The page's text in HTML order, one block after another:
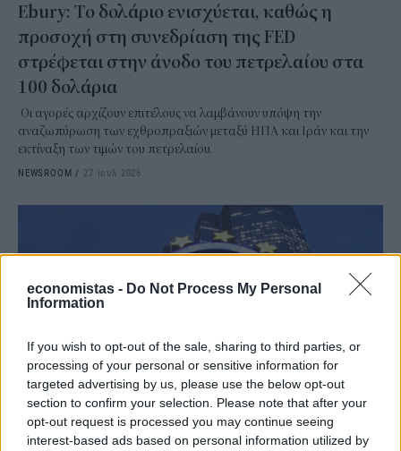
economistas - Do Not Process My Personal
Information
If you wish to opt-out of the sale, sharing to third parties, or
processing of your personal or sensitive information for
targeted advertising by us, please use the below opt-out
section to confirm your selection. Please note that after your
opt-out request is processed you may continue seeing
interest-based ads based on personal information utilized by
Ebury: Το δολάριο ενισχύεται, καθώς η
προσοχή στη συνεδρίαση της FED
στρέφεται στην άνοδο του πετρελαίου στα
100 δολάρια
Οι αγορές αρχίζουν επιτέλους να λαμβάνουν υπόψη την
αναζωπύρωση των εχθροπραξιών μεταξύ ΗΠΑ και Ιράν και την
εκτίναξη των τιμών του πετρελαίου.
NEWSROOM / 27 Ιουλ 2026
MARKETS